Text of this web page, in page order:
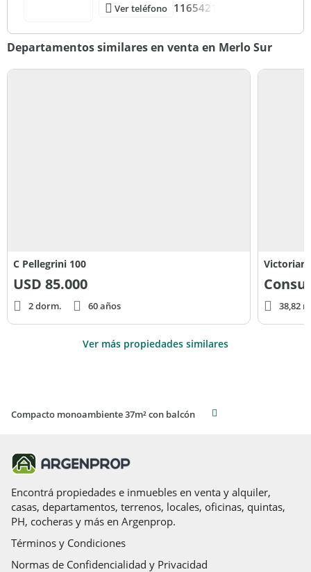
Ver teléfono 1165421
Departamentos similares en venta en Merlo Sur
C Pellegrini 100
USD 85.000
2 dorm. 60 años 38,82
Ver más propiedades similares
Compacto monoambiente 37m² con balcón
Encontrá propiedades e inmuebles en venta y alquiler,
casas, departamentos, terrenos, locales, oficinas, quintas,
PH, cocheras y más en Argenprop.
Términos y Condiciones
Normas de Confidencialidad y Privacidad